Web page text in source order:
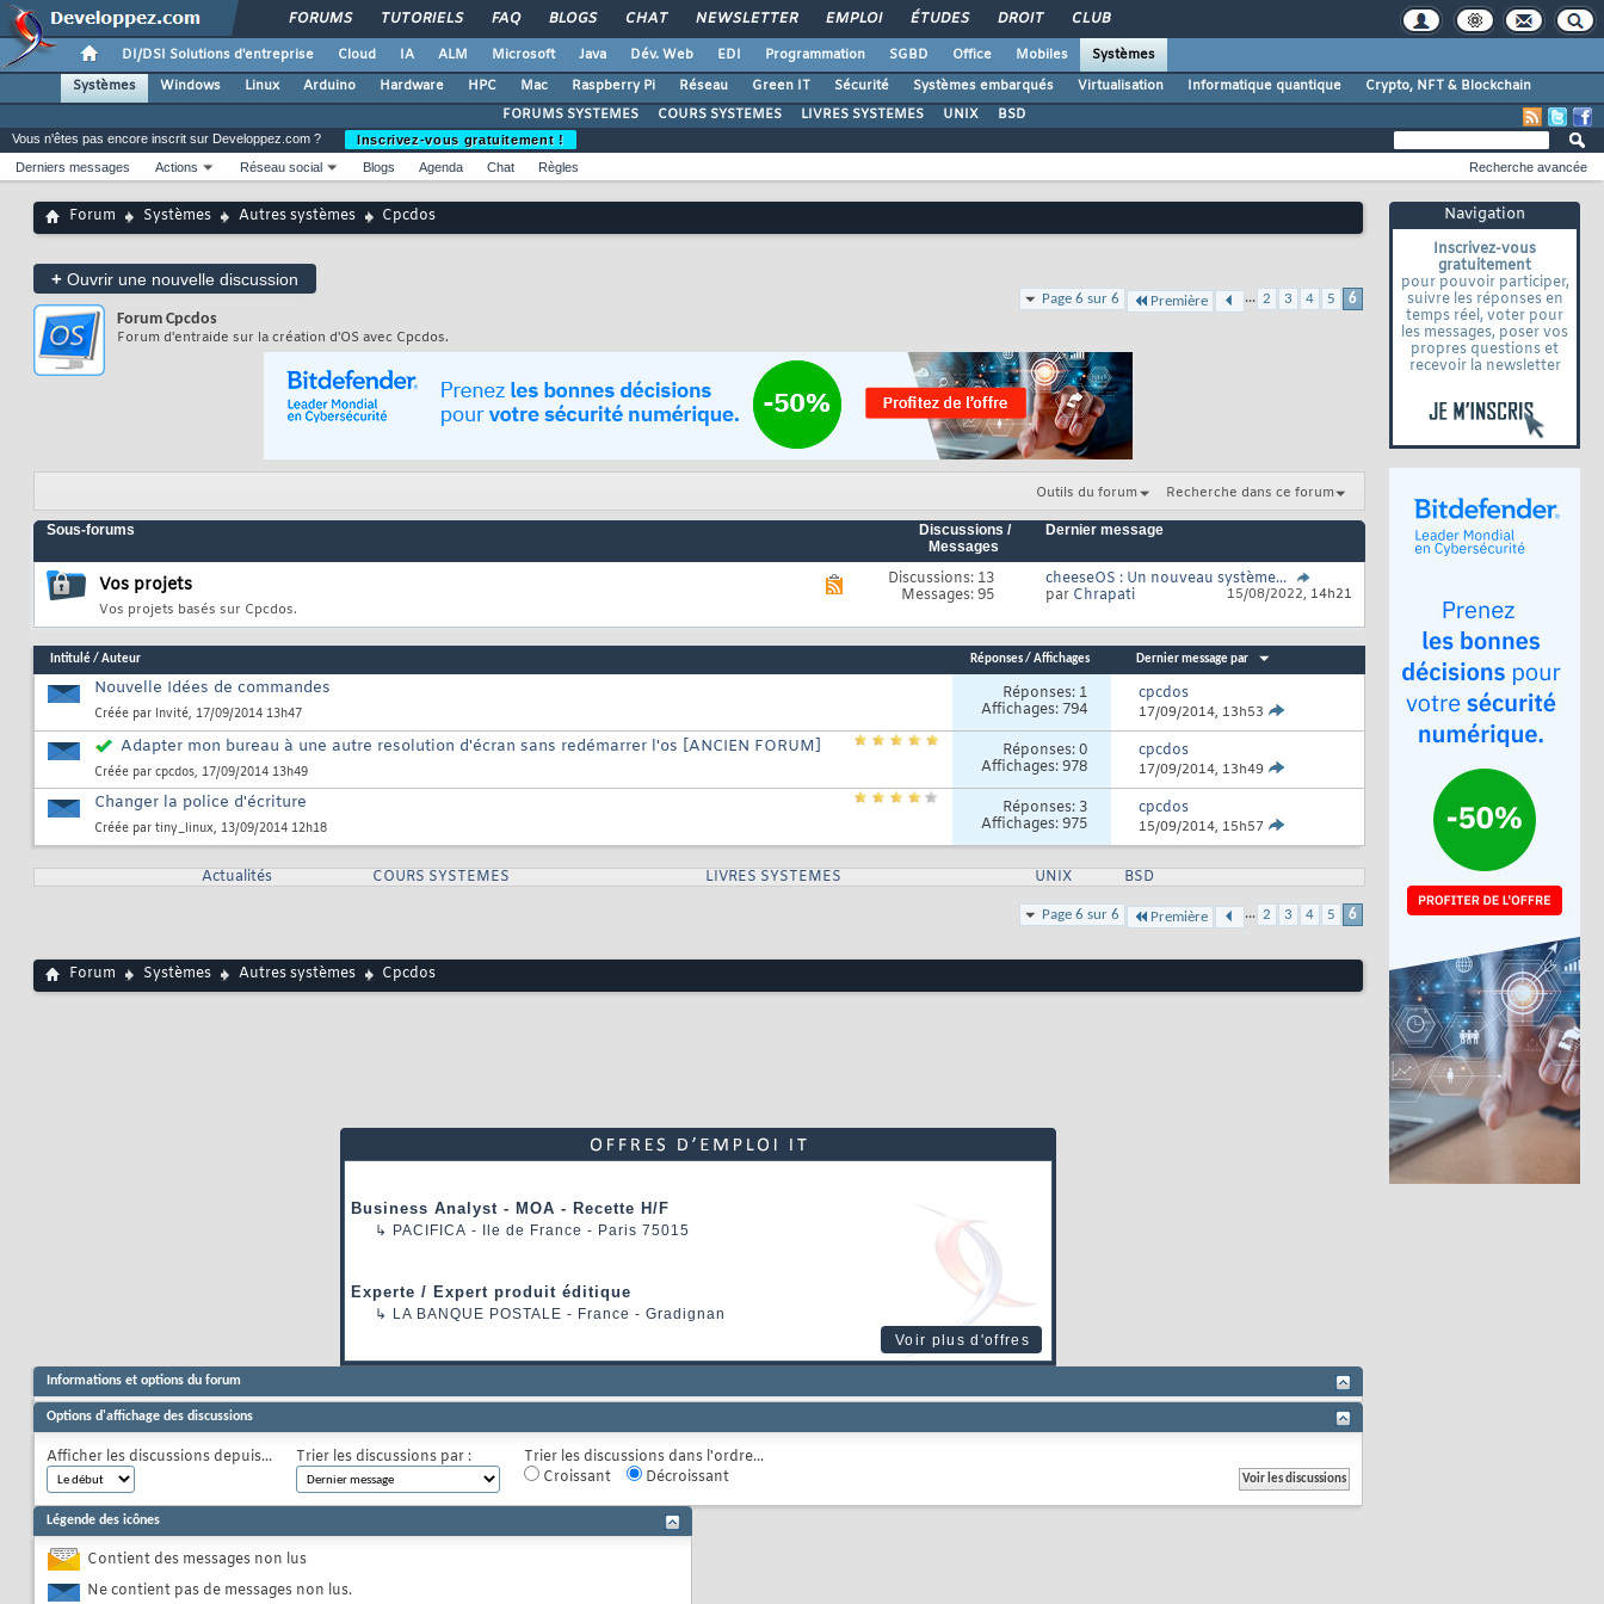
FORUMS TUTORIELS FAQ BLOGS CHAT NEWSLETTER EMPLOI ÉTUDES DROIT CLUB
DI/DSI Solutions d'entreprise Cloud IA ALM Microsoft Java Dév. Web EDI Programmation SGBD Office Mobiles
Systèmes
Systèmes
Windows Linux Arduino Hardware HPC Mac Raspberry Pi Réseau Green IT Sécurité Systèmes embarqués Virtualisation Informatique quantique
Crypto, NFT & Blockchain
FORUMS SYSTEMES
COURS SYSTEMES LIVRES SYSTEMES UNIX BSD
Vous n'êtes pas encore inscrit sur Developpez.com ?
Inscrivez-vous gratuitement !
Derniers messages
Actions Réseau social Blogs Agenda Chat Règles Recherche avancée
Forum Systèmes Autres systèmes Cpcdos Navigation
Inscrivez-vous
gratuitement
pour pouvoir participer,
suivre les réponses en
temps réel, voter pour
les messages, poser vos
propres questions et
recevoir la newsletter
+ Ouvrir une nouvelle discussion
Page 6 sur 6 Première ... 2 3 4 5 6
Forum Cpcdos
Forum d'entraide sur la création d'OS avec Cpcdos.
Outils du forum Recherche dans ce forum
Sous-forums
Discussions /
Messages
Dernier message
Vos projets
Vos projets basés sur Cpcdos.
RSS
de
Discussions: 13
Messages: 95
cheeseOS : Un nouveau système...
par Chrapati 15/08/2022, 14h21
Intitulé/ Auteur Réponses/ Affichages Dernier message par
Nouvelle Idées de commandes
Créée par Invité, 17/09/2014 13h47
Réponses: 1
Affichages: 794
cpcdos
17/09/2014, 13h53
Adapter mon bureau à une autre resolution d'écran sans redémarrer l'os [ANCIEN FORUM]
Créée par cpcdos, 17/09/2014 13h49
Réponses:0
Affichages: 978
cpcdos
17/09/2014, 13h49
Changer la police d'écriture
Créée par tiny_linux, 13/09/2014 12h18
Réponses: 3
Affichages: 975
cpcdos
15/09/2014, 15h57
Actualités COURS SYSTEMES LIVRES SYSTEMES UNIX BSD
Page 6 sur 6 Première ... 2 3 4 5 6
Forum Systèmes Autres systèmes Cpcdos
Business Analyst - MOA - Recette H/F
↳ PACIFICA - Ile de France - Paris 75015
Experte / Expert produit éditique
↳ LA BANQUE POSTALE - France - Gradignan
Voir plus d'offres
Informations et options du forum
Options d'affichage des discussions
Afficher les discussions depuis... Trier les discussions par :
Trier les discussions dans l'ordre...
Croissant
Décroissant
Légende des icônes
Contient des messages non lus
Ne contient pas de messages non lus.